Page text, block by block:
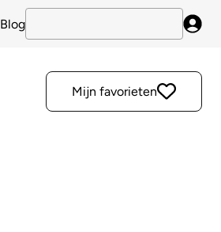
Blog
Mijn favorieten